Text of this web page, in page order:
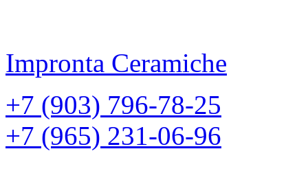
Impronta Ceramiche
+7 (903) 796-78-25
+7 (965) 231-06-96